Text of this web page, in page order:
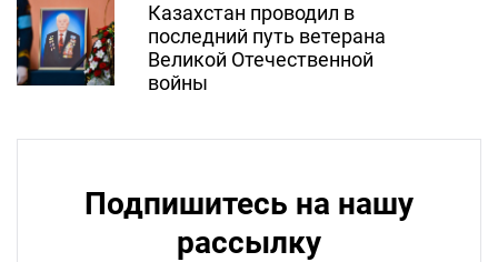
Казахстан проводил в
последний путь ветерана
Великой Отечественной
войны
Подпишитесь на нашу
рассылку